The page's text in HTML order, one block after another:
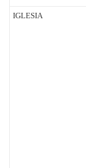
IGLESIA